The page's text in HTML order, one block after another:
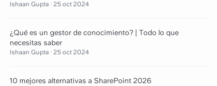
Ishaan Gupta · 25 oct 2024
¿Qué es un gestor de conocimiento? | Todo lo que
necesitas saber
Ishaan Gupta · 25 oct 2024
10 mejores alternativas a SharePoint 2026